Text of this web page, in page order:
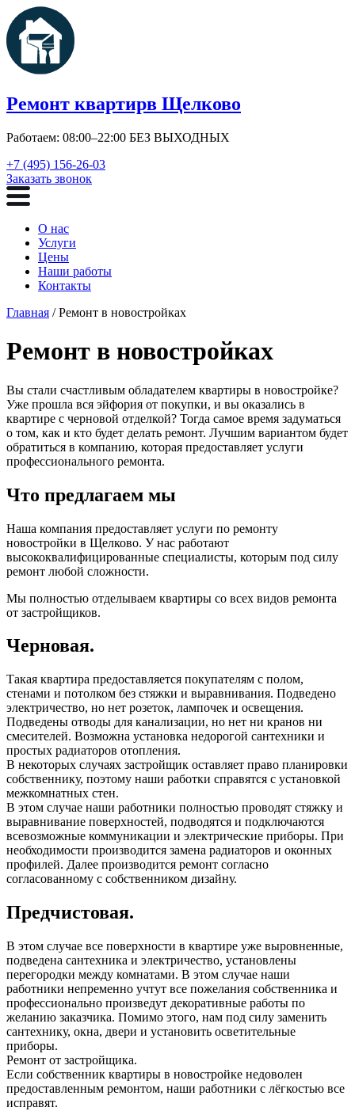
Ремонт квартирв Щелково
Работаем: 08:00–22:00 БЕЗ ВЫХОДНЫХ
+7 (495) 156-26-03
Заказать звонок
О нас
Услуги
Цены
Наши работы
Контакты
Главная / Ремонт в новостройках
Ремонт в новостройках
Вы стали счастливым обладателем квартиры в новостройке?
Уже прошла вся эйфория от покупки, и вы оказались в
квартире с черновой отделкой? Тогда самое время задуматься
о том, как и кто будет делать ремонт. Лучшим вариантом будет
обратиться в компанию, которая предоставляет услуги
профессионального ремонта.
Что предлагаем мы
Наша компания предоставляет услуги по ремонту
новостройки в Щелково. У нас работают
высококвалифицированные специалисты, которым под силу
ремонт любой сложности.
Мы полностью отделываем квартиры со всех видов ремонта
от застройщиков.
Черновая.
Такая квартира предоставляется покупателям с полом,
стенами и потолком без стяжки и выравнивания. Подведено
электричество, но нет розеток, лампочек и освещения.
Подведены отводы для канализации, но нет ни кранов ни
смесителей. Возможна установка недорогой сантехники и
простых радиаторов отопления.
В некоторых случаях застройщик оставляет право планировки
собственнику, поэтому наши работки справятся с установкой
межкомнатных стен.
В этом случае наши работники полностью проводят стяжку и
выравнивание поверхностей, подводятся и подключаются
всевозможные коммуникации и электрические приборы. При
необходимости производится замена радиаторов и оконных
профилей. Далее производится ремонт согласно
согласованному с собственником дизайну.
Предчистовая.
В этом случае все поверхности в квартире уже выровненные,
подведена сантехника и электричество, установлены
перегородки между комнатами. В этом случае наши
работники непременно учтут все пожелания собственника и
профессионально произведут декоративные работы по
желанию заказчика. Помимо этого, нам под силу заменить
сантехнику, окна, двери и установить осветительные
приборы.
Ремонт от застройщика.
Если собственник квартиры в новостройке недоволен
предоставленным ремонтом, наши работники с лёгкостью все
исправят.